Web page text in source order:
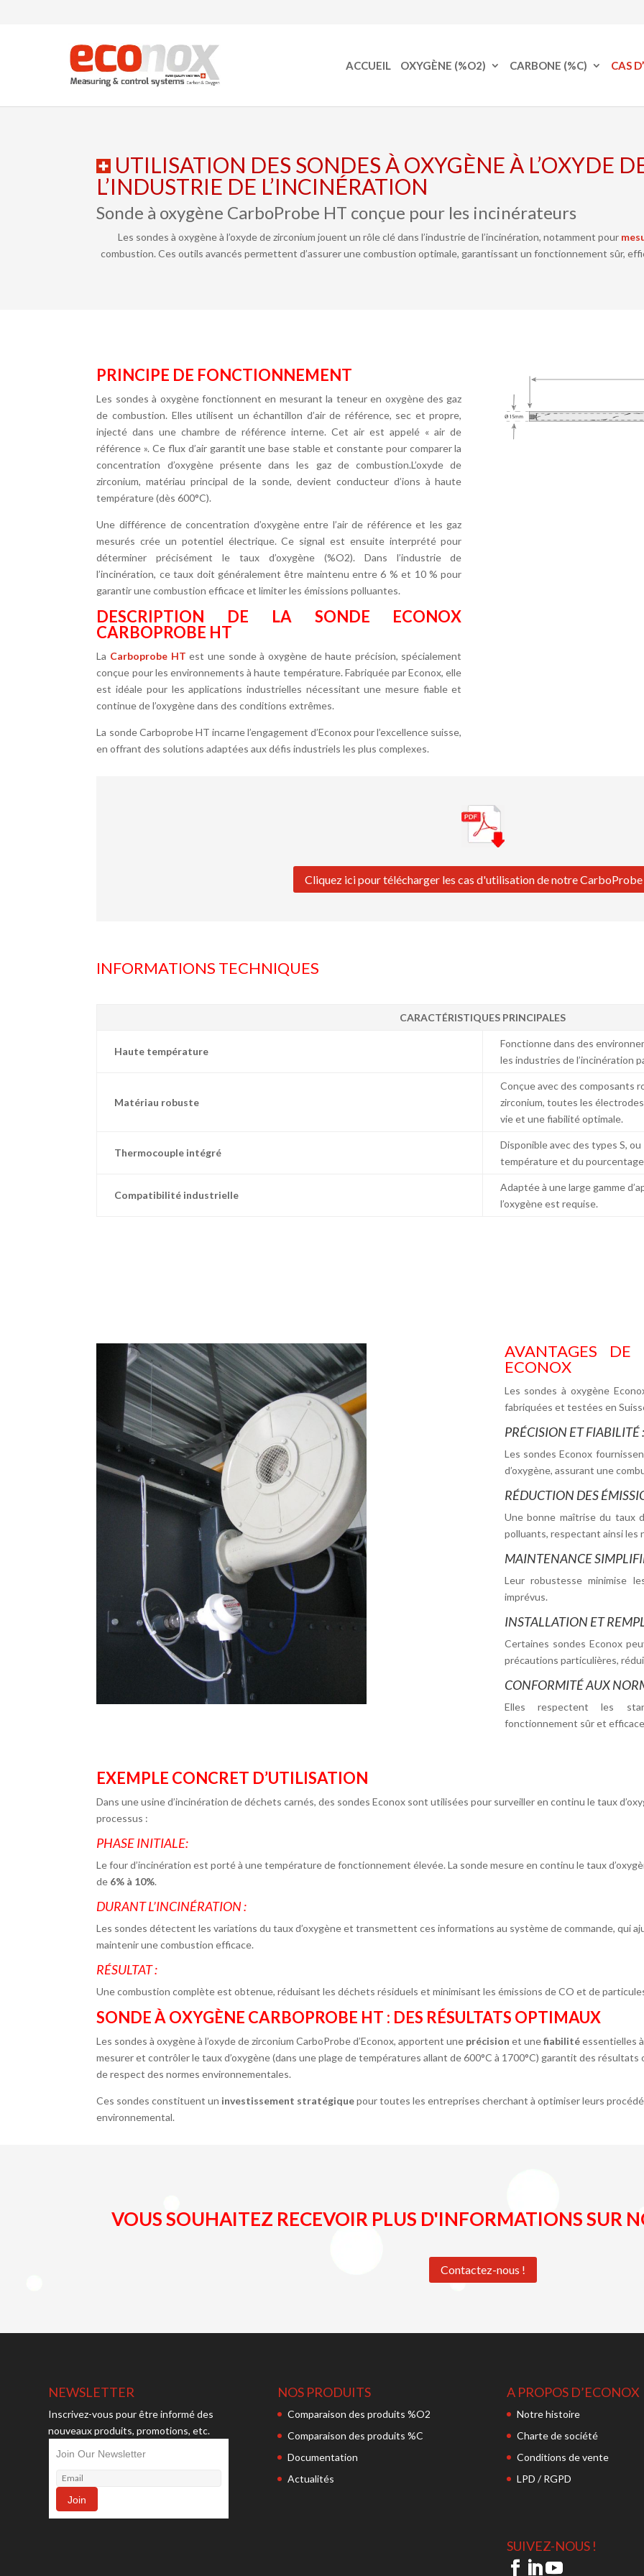
ACCUEIL OXYGÈNE (%O2) CARBONE (%C) CAS
UTILISATION DES SONDES À OXYGÈNE À L’OXYDE
L’INDUSTRIE DE L’INCINÉRATION
Sonde à oxygène CarboProbe HT conçue pour les incinérateurs
Les sondes à oxygène à l’oxyde de zirconium jouent un rôle clé dans l’industrie de l’incinération, notamment pour
combustion. Ces outils avancés permettent d’assurer une combustion optimale, garantissant un fonctionnement sûr,
PRINCIPE DE FONCTIONNEMENT
Les sondes à oxygène fonctionnent en mesurant la teneur en oxygène des gaz
de combustion. Elles utilisent un échantillon d’air de référence, sec et propre,
injecté dans une chambre de référence interne. Cet air est appelé « air de
référence ». Ce flux d’air garantit une base stable et constante pour comparer la
concentration d’oxygène présente dans les gaz de combustion.L’oxyde de
zirconium, matériau principal de la sonde, devient conducteur d’ions à haute
température (dès 600°C).
Une différence de concentration d’oxygène entre l’air de référence et les gaz
mesurés crée un potentiel électrique. Ce signal est ensuite interprété pour
déterminer précisément le taux d’oxygène (%O2). Dans l’industrie de
l’incinération, ce taux doit généralement être maintenu entre 6 % et 10 % pour
garantir une combustion efficace et limiter les émissions polluantes.
DESCRIPTION DE LA SONDE ECONOX
CARBOPROBE HT
La Carboprobe HT est une sonde à oxygène de haute précision, spécialement
conçue pour les environnements à haute température. Fabriquée par Econox, elle
est idéale pour les applications industrielles nécessitant une mesure fiable et
continue de l’oxygène dans des conditions extrêmes.
La sonde Carboprobe HT incarne l’engagement d’Econox pour l’excellence suisse,
en offrant des solutions adaptées aux défis industriels les plus complexes.
Cliquez ici pour télécharger les cas d'utilisation de notre
INFORMATIONS TECHNIQUES
CARACTÉRISTIQUES PRINCIPALES
Haute température
Fonctionne dans des
les industries de l’incinération
Matériau robuste
Conçue avec des composants
zirconium, toutes les
vie et une fiabilité optimale.
Thermocouple intégré
Disponible avec des types S,
température et du pourcentage
Compatibilité industrielle
Adaptée à une large gamme
l’oxygène est requise.
AVANTAGES DE
ECONOX
Les sondes à oxygène
fabriquées et testées en
PRÉCISION ET FIABILITÉ
Les sondes Econox
d’oxygène, assurant une
RÉDUCTION DES
Une bonne maîtrise du taux
polluants, respectant ainsi les
MAINTENANCE
Leur robustesse minimise
imprévus.
INSTALLATION ET
Certaines sondes Econox
précautions particulières,
CONFORMITÉ AUX
Elles respectent les
fonctionnement sûr et
EXEMPLE CONCRET D’UTILISATION
Dans une usine d’incinération de déchets carnés, des sondes Econox sont utilisées pour surveiller en continu le taux
processus :
PHASE INITIALE:
Le four d’incinération est porté à une température de fonctionnement élevée. La sonde mesure en continu le taux
de 6% à 10%.
DURANT L’INCINÉRATION :
Les sondes détectent les variations du taux d’oxygène et transmettent ces informations au système de commande, qui
maintenir une combustion efficace.
RÉSULTAT :
Une combustion complète est obtenue, réduisant les déchets résiduels et minimisant les émissions de CO et de
SONDE À OXYGÈNE CARBOPROBE HT : DES RÉSULTATS OPTIMAUX
Les sondes à oxygène à l’oxyde de zirconium CarboProbe d’Econox, apportent une précision et unefiabilitéessentielles
mesurer et contrôler le taux d’oxygène (dans une plage de températures allant de 600°C à 1700°C) garantit des résultats
de respect des normes environnementales.
Ces sondes constituent un investissement stratégiquepour toutes les entreprises cherchant à optimiser leurs
environnemental.
VOUS SOUHAITEZ RECEVOIR PLUS D'INFORMATIONS SUR
Contactez-nous !
NEWSLETTER
Inscrivez-vous pour être informé des
nouveaux produits, promotions, etc.
Join Our Newsletter
NOS PRODUITS
Comparaison des produits %O2
Comparaison des produits %C
Documentation
Actualités
A PROPOS D’ECONOX
Notre histoire
Charte de société
Conditions de vente
LPD / RGPD
SUIVEZ-NOUS !